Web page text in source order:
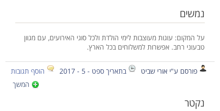
נמשים
על המקום: עוגות מעוצבות לימי הולדת ולכל סוגי האירועים, עם מגוון
טבעוני רחב. אפשרות למשלוחים בכל הארץ.
פורסם ע"י אורי שביט בתאריך ספט - 5 - 2017
הוסף תגובות
המשך
נקטר